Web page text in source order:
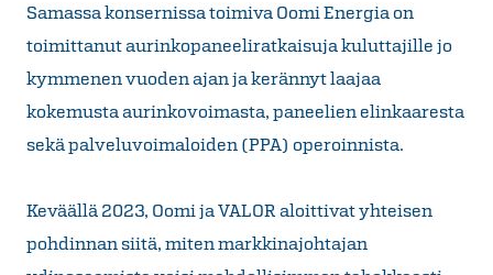
Samassa konsernissa toimiva Oomi Energia on
toimittanut aurinkopaneeliratkaisuja kuluttajille jo
kymmenen vuoden ajan ja kerännyt laajaa
kokemusta aurinkovoimasta, paneelien elinkaaresta
sekä palveluvoimaloiden (PPA) operoinnista.
Keväällä 2023, Oomi ja VALOR aloittivat yhteisen
pohdinnan siitä, miten markkinajohtajan